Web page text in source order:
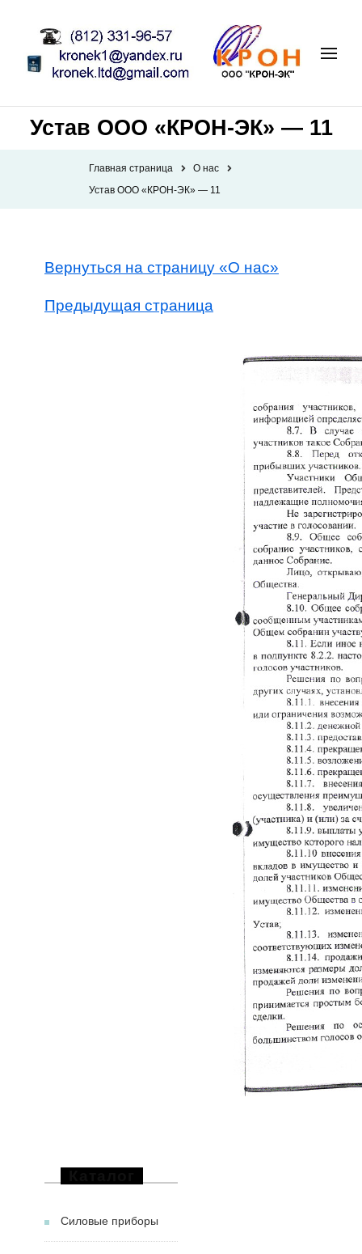
Устав ООО «КРОН-ЭК» — 11
Главная страница
О нас
Устав ООО «КРОН-ЭК» — 11
Вернуться на страницу «О нас»
Предыдущая страница
Силовые приборы